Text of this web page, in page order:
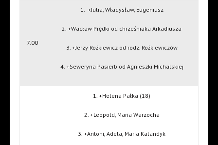
7.00
1. +Julia, Władysław, Eugeniusz
2. +Wacław Prędki od chrześniaka Arkadiusza
3. +Jerzy Rożkiewicz od rodz. Rożkiewiczów
4. +Seweryna Pasierb od Agnieszki Michalskiej
1. +Helena Pałka (18)
2. +Leopold, Maria Warzocha
3. +Antoni, Adela, Maria Kalandyk